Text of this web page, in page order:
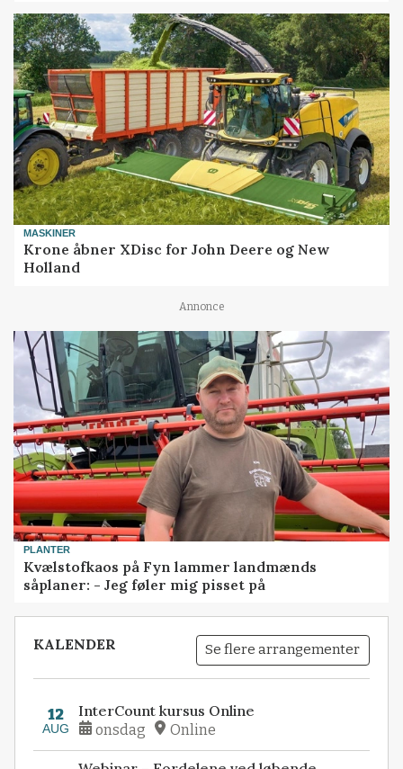
MASKINER
Krone åbner XDisc for John Deere og New
Holland
Annonce
PLANTER
Kvælstofkaos på Fyn lammer landmænds
såplaner: - Jeg føler mig pisset på
KALENDER Se flere arrangementer
12
AUG
InterCount kursus Online
onsdag Online